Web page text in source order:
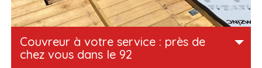
Couvreur à votre service : près de
chez vous dans le 92